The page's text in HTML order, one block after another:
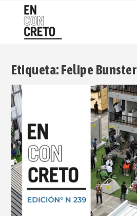
Etiqueta: Felipe Bunster